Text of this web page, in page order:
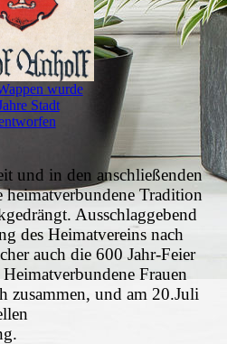
wurde
Stadt
und in den anschließenden
Tradition
Ausschlaggebend
des Heimatvereins nach
auch die 600 Jahr-Feier
Frauen
zusammen, und am 20.Juli